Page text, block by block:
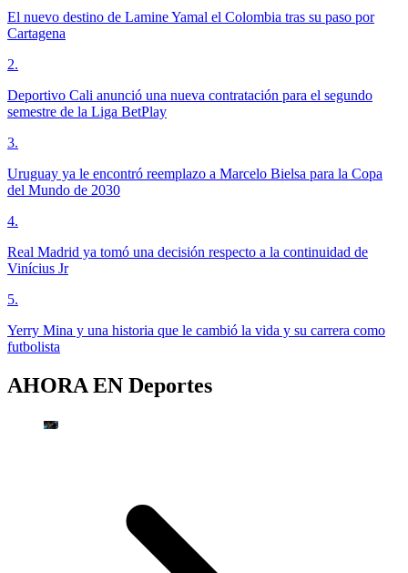
El nuevo destino de Lamine Yamal el Colombia tras su paso por
Cartagena
2.
Deportivo Cali anunció una nueva contratación para el segundo
semestre de la Liga BetPlay
3.
Uruguay ya le encontró reemplazo a Marcelo Bielsa para la Copa
del Mundo de 2030
4.
Real Madrid ya tomó una decisión respecto a la continuidad de
Vinícius Jr
5.
Yerry Mina y una historia que le cambió la vida y su carrera como
futbolista
AHORA EN Deportes